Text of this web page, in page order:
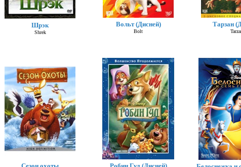
Шрэк
Shrek
Вольт (Дисней)
Bolt
Тарзан